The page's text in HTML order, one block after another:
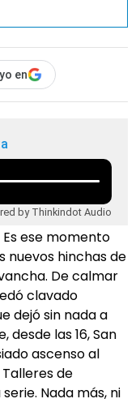
en
by Thinkindot Audio
ese momento
nuevos hinchas de
De calmar
clavado
dejó sin nada a
desde las 16, San
ascenso al
de
Nada más, ni